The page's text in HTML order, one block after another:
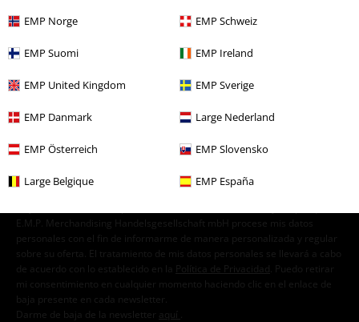
EMP Norge EMP Schweiz
EMP Suomi EMP Ireland
EMP United Kingdom EMP Sverige
EMP Danmark Large Nederland
EMP Österreich EMP Slovensko
Large Belgique EMP España
E-mail Newsletter
suscríbete ahora!
E.M.P. Merchandising Handelsgesellschaft mbH procese mis datos
personales con el fin de informarme de manera personalizada y regular
sobre su oferta. El tratamiento de mis datos personales se llevará a cabo
de acuerdo con lo establecido en la
Política de Privacidad . Puedo retirar
mi consentimiento en cualquier momento haciendo clic en el enlace de
baja presente en cada newsletter.
Darme de baja de la newsletter
aquí